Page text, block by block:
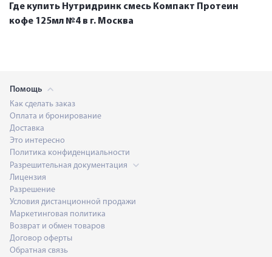
Где купить Нутридринк смесь Компакт Протеин
кофе 125мл №4 в г. Москва
Помощь
Как сделать заказ
Оплата и бронирование
Доставка
Это интересно
Политика конфиденциальности
Разрешительная документация
Лицензия
Разрешение
Условия дистанционной продажи
Маркетинговая политика
Возврат и обмен товаров
Договор оферты
Обратная связь